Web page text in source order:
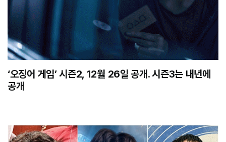
‘오징어 게임’ 시즌2, 12월 26일 공개. 시즌3는 내년에
공개